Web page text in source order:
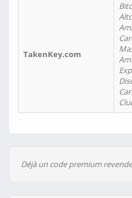
TakenKey.com
Déjà un code premium